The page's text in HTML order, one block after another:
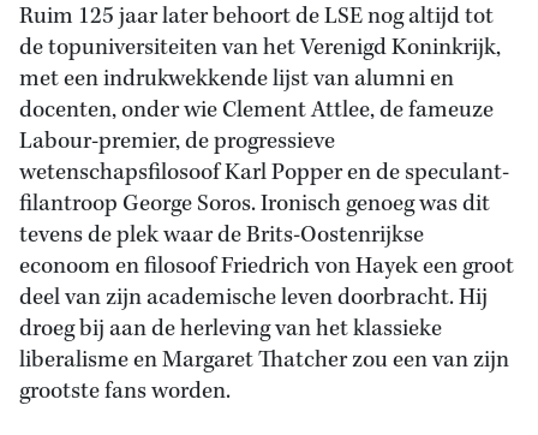
Ruim 125 jaar later behoort de LSE nog altijd tot
de topuniversiteiten van het Verenigd Koninkrijk,
met een indrukwekkende lijst van alumni en
docenten, onder wie Clement Attlee, de fameuze
Labour-premier, de progressieve
wetenschapsfilosoof Karl Popper en de speculant-
filantroop George Soros. Ironisch genoeg was dit
tevens de plek waar de Brits-Oostenrijkse
econoom en filosoof Friedrich von Hayek een groot
deel van zijn academische leven doorbracht. Hij
droeg bij aan de herleving van het klassieke
liberalisme en Margaret Thatcher zou een van zijn
grootste fans worden.